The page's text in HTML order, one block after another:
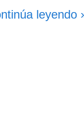
leyendo